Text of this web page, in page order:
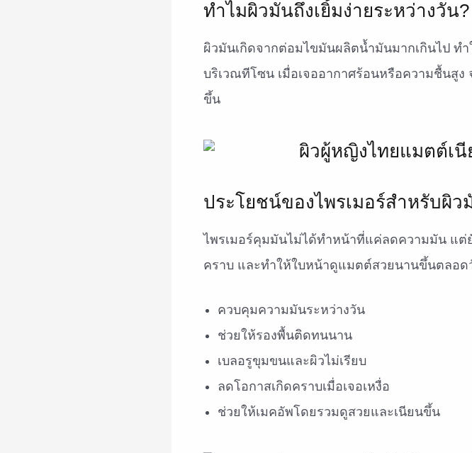
ทำไมผิวมันถึงเยิ้มง่ายระหว่างวัน?
ผิวมันเกิดจากต่อมไขมันผลิตน้ำมันมากเกินไป ทำ
บริเวณทีโซน เมื่อเจออากาศร้อนหรือความชื้นสูง
ขึ้น
ประโยชน์ของไพรเมอร์สำหรับผิว
ไพรเมอร์คุมมันไม่ได้ทำหน้าที่แค่ลดความมัน แต่
คราบ และทำให้ใบหน้าดูแมตต์สวยนานขึ้นตลอด
ควบคุมความมันระหว่างวัน
ช่วยให้รองพื้นติดทนนาน
เบลอรูขุมขนและผิวไม่เรียบ
ลดโอกาสเกิดคราบเมื่อเจอเหงื่อ
ช่วยให้เมคอัพโดยรวมดูสวยและเนียนขึ้น